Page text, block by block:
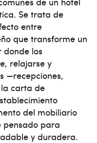
Se trata de
entre
que transforme un
donde los
relajarse y
—recepciones,
carta de
del mobiliario
pensado para
y duradera.